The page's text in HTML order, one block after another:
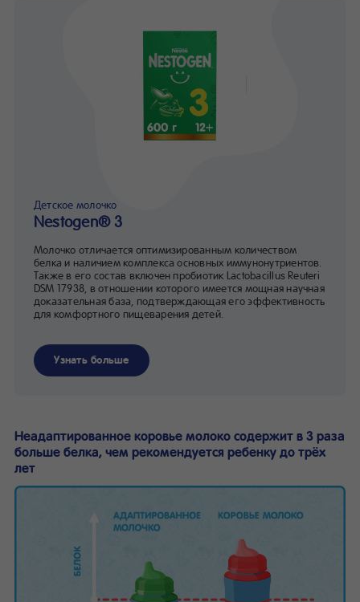
Детское молочко
Nestogen® 3
Молочко отличается оптимизированным количеством
белка и наличием комплекса основных иммунонутриентов.
Также в его состав включен пробиотик Lactobacillus Reuteri
DSM 17938, в отношении которого имеется мощная научная
доказательная база, подтверждающая его эффективность
для комфортного пищеварения детей.
Узнать больше
Неадаптированное коровье молоко содержит в 3 раза
больше белка, чем рекомендуется ребенку до трёх
лет